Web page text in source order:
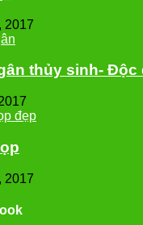
2017
thủy sinh- Độc
2017